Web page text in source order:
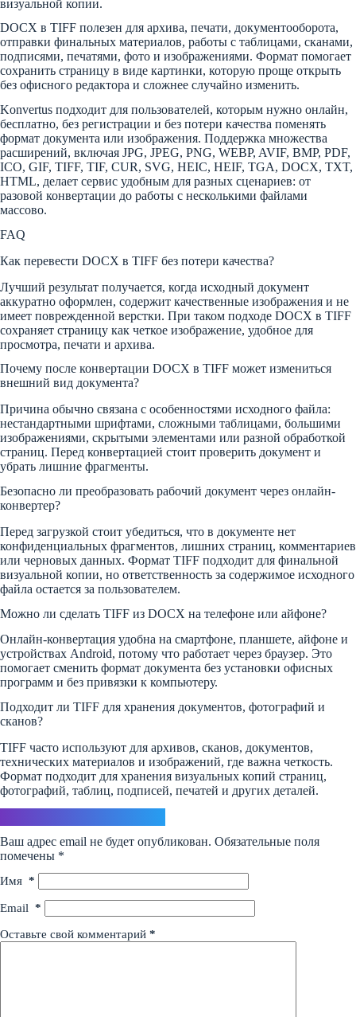
визуальной копии.
DOCX в TIFF полезен для архива, печати, документооборота,
отправки финальных материалов, работы с таблицами, сканами,
подписями, печатями, фото и изображениями. Формат помогает
сохранить страницу в виде картинки, которую проще открыть
без офисного редактора и сложнее случайно изменить.
Konvertus подходит для пользователей, которым нужно онлайн,
бесплатно, без регистрации и без потери качества поменять
формат документа или изображения. Поддержка множества
расширений, включая JPG, JPEG, PNG, WEBP, AVIF, BMP, PDF,
ICO, GIF, TIFF, TIF, CUR, SVG, HEIC, HEIF, TGA, DOCX, TXT,
HTML, делает сервис удобным для разных сценариев: от
разовой конвертации до работы с несколькими файлами
массово.
FAQ
Как перевести DOCX в TIFF без потери качества?
Лучший результат получается, когда исходный документ
аккуратно оформлен, содержит качественные изображения и не
имеет поврежденной верстки. При таком подходе DOCX в TIFF
сохраняет страницу как четкое изображение, удобное для
просмотра, печати и архива.
Почему после конвертации DOCX в TIFF может измениться
внешний вид документа?
Причина обычно связана с особенностями исходного файла:
нестандартными шрифтами, сложными таблицами, большими
изображениями, скрытыми элементами или разной обработкой
страниц. Перед конвертацией стоит проверить документ и
убрать лишние фрагменты.
Безопасно ли преобразовать рабочий документ через онлайн-
конвертер?
Перед загрузкой стоит убедиться, что в документе нет
конфиденциальных фрагментов, лишних страниц, комментариев
или черновых данных. Формат TIFF подходит для финальной
визуальной копии, но ответственность за содержимое исходного
файла остается за пользователем.
Можно ли сделать TIFF из DOCX на телефоне или айфоне?
Онлайн-конвертация удобна на смартфоне, планшете, айфоне и
устройствах Android, потому что работает через браузер. Это
помогает сменить формат документа без установки офисных
программ и без привязки к компьютеру.
Подходит ли TIFF для хранения документов, фотографий и
сканов?
TIFF часто используют для архивов, сканов, документов,
технических материалов и изображений, где важна четкость.
Формат подходит для хранения визуальных копий страниц,
фотографий, таблиц, подписей, печатей и других деталей.
Ваш адрес email не будет опубликован. Обязательные поля
помечены *
Имя *
Email *
Оставьте свой комментарий *